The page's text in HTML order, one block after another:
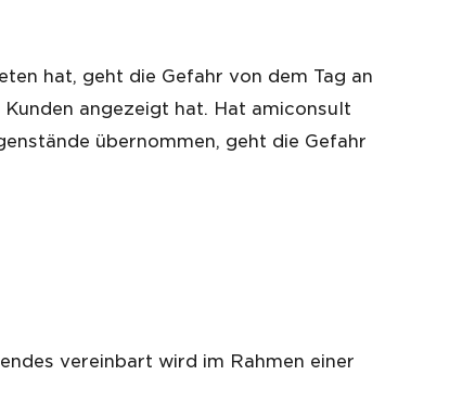
hat, geht die Gefahr von dem Tag an
angezeigt hat. Hat amiconsult
übernommen, geht die Gefahr
vereinbart wird im Rahmen einer